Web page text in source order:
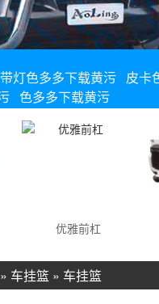
灯色多多下载黄污 皮卡
色多多下载黄污
优雅前杠
» 车挂篮 » 车挂篮